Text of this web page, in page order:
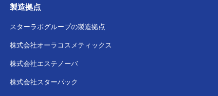
製造拠点
スターラボグループの製造拠点
株式会社オーラコスメティックス
株式会社エステノーバ
株式会社スターパック